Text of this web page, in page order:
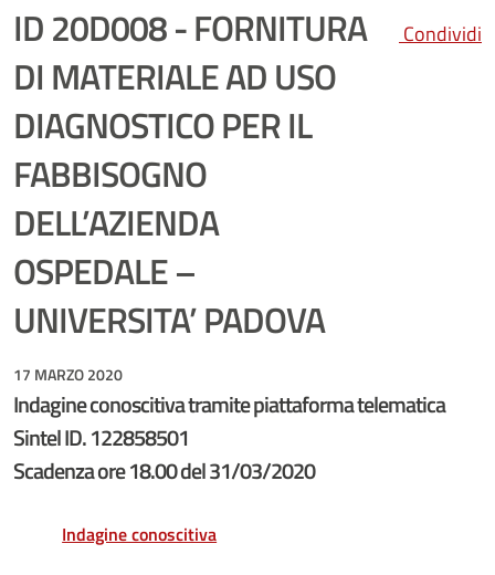
ID 20D008 - FORNITURA
DI MATERIALE AD USO
DIAGNOSTICO PER IL
FABBISOGNO
DELL’AZIENDA
OSPEDALE –
UNIVERSITA’ PADOVA
Condividi
17 MARZO 2020
Indagine conoscitiva tramite piattaforma telematica
Sintel ID. 122858501
Scadenza ore 18.00 del 31/03/2020
Indagine conoscitiva